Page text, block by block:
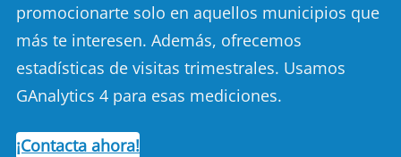
promocionarte solo en aquellos municipios que
más te interesen. Además, ofrecemos
estadísticas de visitas trimestrales. Usamos
GAnalytics 4 para esas mediciones.
¡Contacta ahora!